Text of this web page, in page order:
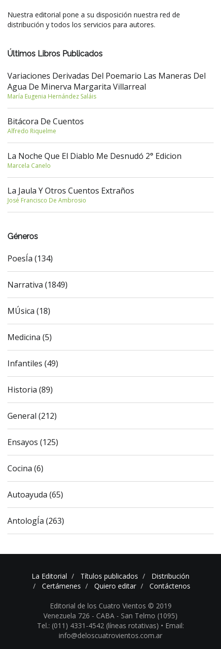
Nuestra editorial pone a su disposición nuestra red de
distribución y todos los servicios para autores.
Últimos Libros Publicados
Variaciones Derivadas Del Poemario Las Maneras Del
Agua De Minerva Margarita Villarreal
María Eugenia Hernández Saláis
Bitácora De Cuentos
Alfredo Riquelme
La Noche Que El Diablo Me Desnudó 2° Edicion
Marcela Canelo
La Jaula Y Otros Cuentos Extraños
José Francisco De Ambrosio
Géneros
PoesÍa (134)
Narrativa (1849)
MÚsica (18)
Medicina (5)
Infantiles (49)
Historia (89)
General (212)
Ensayos (125)
Cocina (6)
Autoayuda (65)
AntologÍa (263)
La Editorial Títulos publicados
Distribución
Certámenes
Quiero editar Contáctenos
Editorial de los Cuatro Vientos © 2019
Venezuela 726 - CABA - San Telmo (1095)
Tel.: (011) 4331-4542 (líneas rotativas) • Email:
info@deloscuatrovientos.com.ar